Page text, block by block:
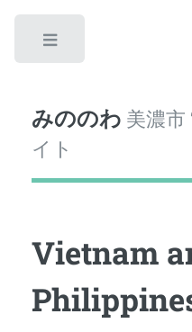
みののわ 美濃市
イト
Vietnam